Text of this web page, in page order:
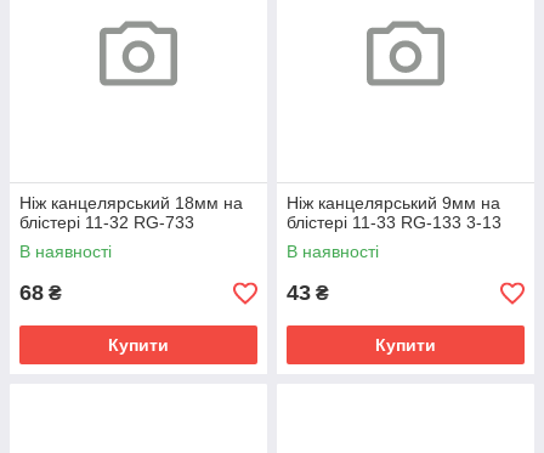
Ніж канцелярський 18мм на
блістері 11-32 RG-733
В наявності
68 ₴
Купити
Ніж канцелярський 9мм на
блістері 11-33 RG-133 3-13
В наявності
43 ₴
Купити